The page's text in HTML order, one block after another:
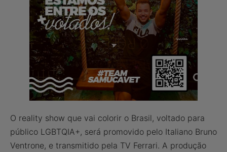
O reality show que vai colorir o Brasil, voltado para
público LGBTQIA+, será promovido pelo Italiano Bruno
Ventrone, e transmitido pela TV Ferrari. A produção